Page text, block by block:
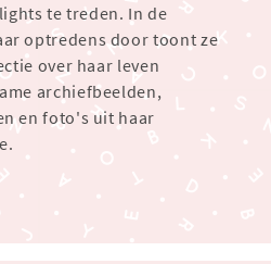
te treden. In de
optredens door toont ze
over haar leven
archiefbeelden,
en foto's uit haar